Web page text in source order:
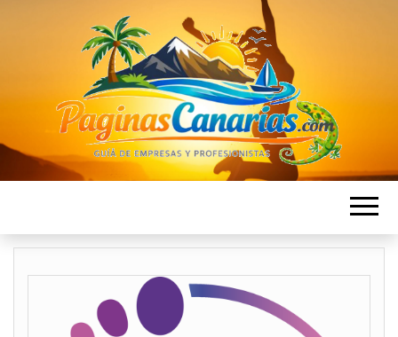
CANARIAS